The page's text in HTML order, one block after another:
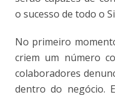
o sucesso de todo o
No primeiro
criem um número
colaboradores
dentro do negócio.